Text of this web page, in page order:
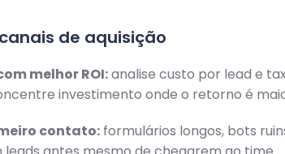
de aquisição
melhor ROI:analise custo por lead e
investimento onde o retorno é
contato: formulários longos, bots